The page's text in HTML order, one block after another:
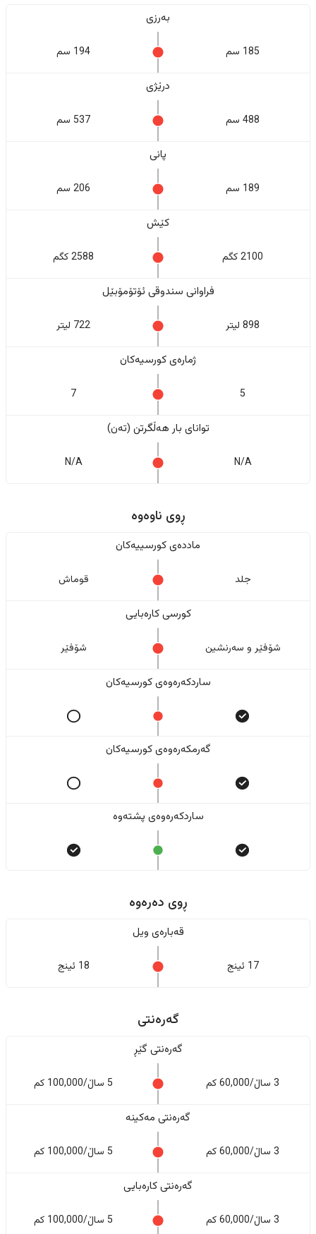
بەرزی
185 سم 194 سم
درێژی
488 سم 537 سم
پانی
189 سم 206 سم
کێش
2100 کگم 2588 کگم
فراوانی سندوقی ئۆتۆمۆبێل
898 لیتر 722 لیتر
ژمارەی کورسیەکان
5
7
تواناى بار هەڵگرتن (تەن)
N/A
N/A
ڕوی ناوەوە
ماددەی کورسییەکان
جلد قوماش
کورسی کارەبایی
شۆفێر و سەرنشین شۆفێر
ساردکەرەوەی کورسیەکان
گەرمکەرەوەی کورسیەکان
ساردکەرەوەی پشتەوە
ڕوی دەرەوە
قەبارەی ویل
17 ئینج 18 ئینج
گەرەنتی
گەرەنتی گێڕ
3 ساڵ/60,000 کم 5 ساڵ/100,000 کم
گەرەنتی مەکینە
3 ساڵ/60,000 کم 5 ساڵ/100,000 کم
گەرەنتی کارەبایی
3 ساڵ/60,000 کم 5 ساڵ/100,000 کم